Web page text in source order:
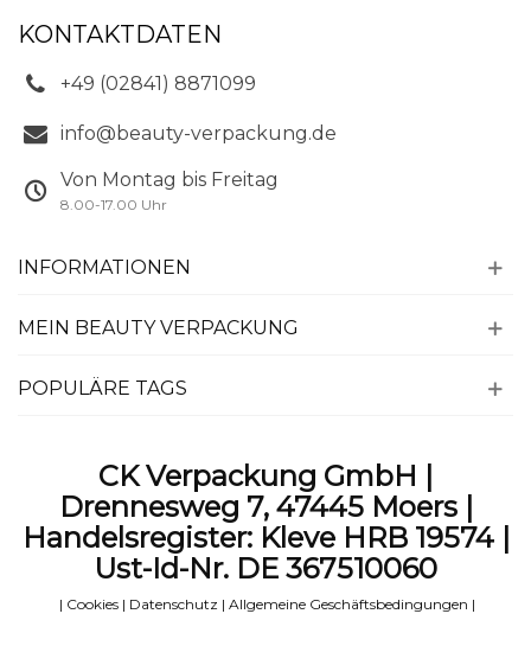
KONTAKTDATEN
+49 (02841) 8871099
info@beauty-verpackung.de
Von Montag bis Freitag
8.00-17.00 Uhr
INFORMATIONEN
MEIN BEAUTY VERPACKUNG
POPULÄRE TAGS
CK Verpackung GmbH |
Drennesweg 7, 47445 Moers |
Handelsregister: Kleve HRB 19574 |
Ust-Id-Nr. DE 367510060
| Cookies | Datenschutz | Allgemeine Geschäftsbedingungen |